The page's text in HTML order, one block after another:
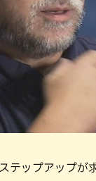
テップアップが